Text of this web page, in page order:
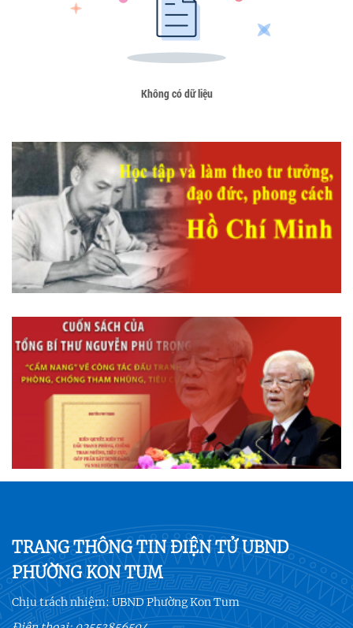
Không có dữ liệu
TRANG THÔNG TIN ĐIỆN TỬ UBND
PHƯỜNG KON TUM
Chịu trách nhiệm:UBND Phường Kon Tum